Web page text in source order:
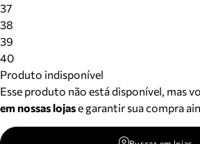
37
38
39
40
Produto indisponível
Esse produto não está disponível, mas
em nossas lojase garantir sua compra